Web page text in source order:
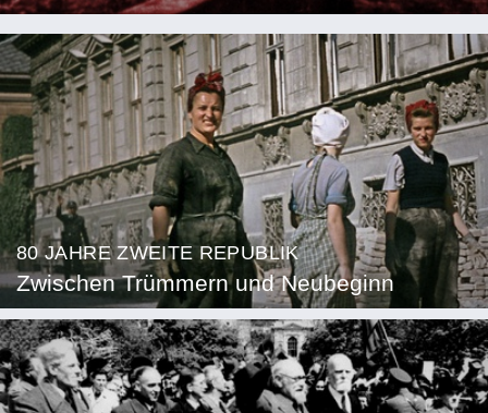
80 JAHRE ZWEITE REPUBLIK
Zwischen Trümmern und Neubeginn